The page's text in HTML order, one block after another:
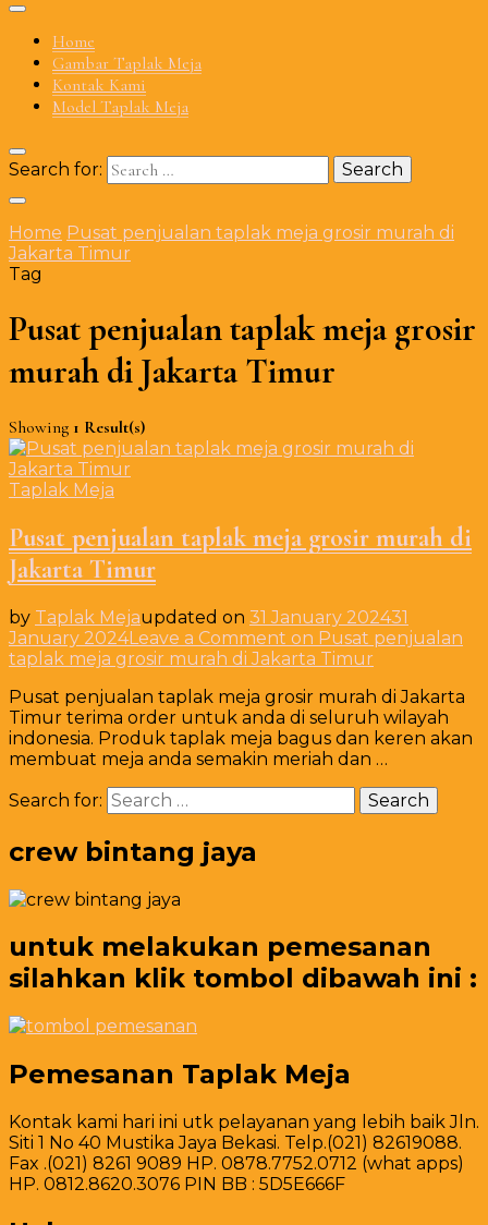
Home
Gambar Taplak Meja
Kontak Kami
Model Taplak Meja
Search for:
Home Pusat penjualan taplak meja grosir murah di
Jakarta Timur
Tag
Pusat penjualan taplak meja grosir
murah di Jakarta Timur
Showing 1 Result(s)
Taplak Meja
Pusat penjualan taplak meja grosir murah di
Jakarta Timur
by Taplak Mejaupdated on 31 January 202431
January 2024Leave a Comment on Pusat penjualan
taplak meja grosir murah di Jakarta Timur
Pusat penjualan taplak meja grosir murah di Jakarta
Timur terima order untuk anda di seluruh wilayah
indonesia. Produk taplak meja bagus dan keren akan
membuat meja anda semakin meriah dan …
Search for:
crew bintang jaya
untuk melakukan pemesanan
silahkan klik tombol dibawah ini :
Pemesanan Taplak Meja
Kontak kami hari ini utk pelayanan yang lebih baik Jln.
Siti 1 No 40 Mustika Jaya Bekasi. Telp.(021) 82619088.
Fax .(021) 8261 9089 HP. 0878.7752.0712 (what apps)
HP. 0812.8620.3076 PIN BB : 5D5E666F